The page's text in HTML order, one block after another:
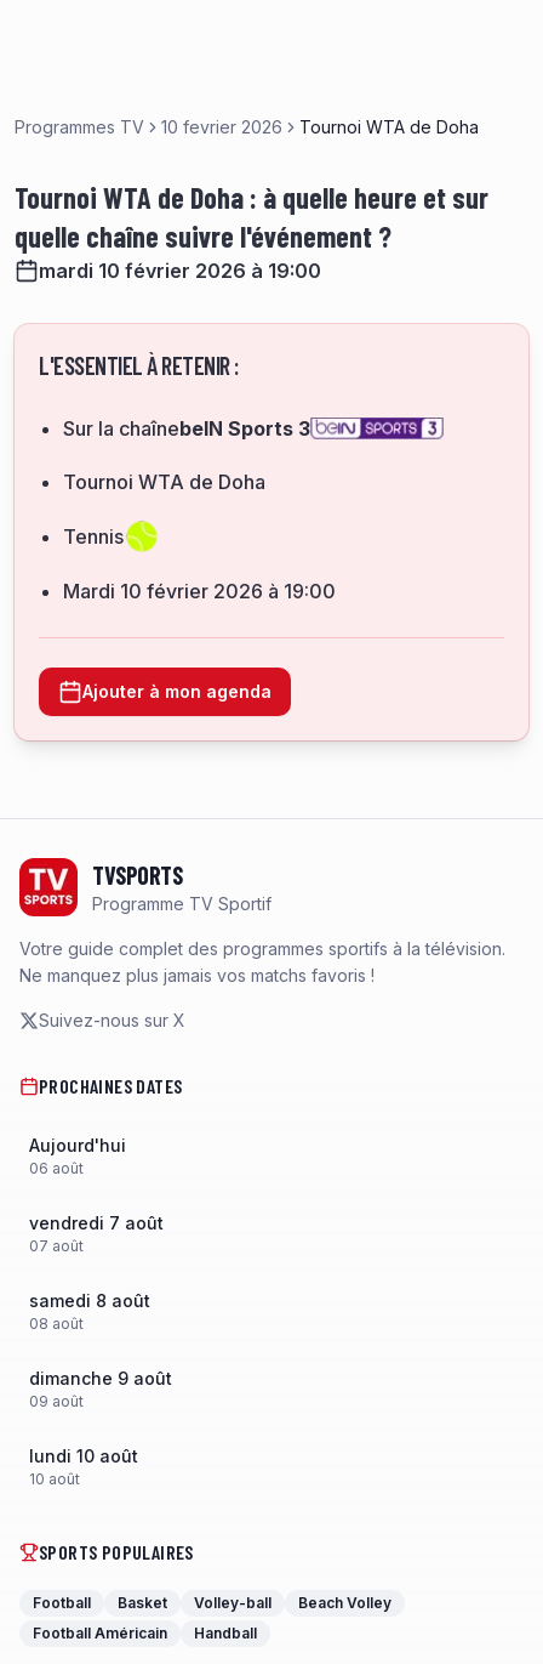
Programmes TV 10 fevrier 2026 Tournoi WTA de Doha
Tournoi WTA de Doha : à quelle heure et sur
quelle chaîne suivre l'événement ?
mardi 10 février 2026 à 19:00
L'ESSENTIEL À RETENIR :
Sur la chaînebeIN Sports 3
Tournoi WTA de Doha
Tennis
mardi 10 février 2026 à 19:00
Ajouter à mon agenda
TVSPORTS
Programme TV Sportif
Votre guide complet des programmes sportifs à la télévision.
Ne manquez plus jamais vos matchs favoris !
Suivez-nous sur X
PROCHAINES DATES
Aujourd'hui
06 août
vendredi 7 août
07 août
samedi 8 août
08 août
dimanche 9 août
09 août
lundi 10 août
10 août
SPORTS POPULAIRES
Football Basket Volley-ball
Beach Volley
Football Américain
Handball